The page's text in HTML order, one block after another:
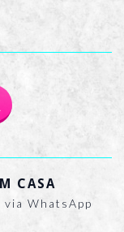
CASA
WhatsApp